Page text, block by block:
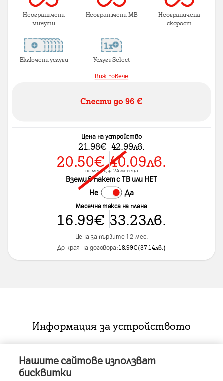
Неограничени
минути
Неограничени MB Неограничена
скорост
Включени услуги Услуги Select
Виж повече
Цена на устройство
21.98€ 42.99лв.
20.50€ 40.09лв.
на месец за 24 месеца
Вземи в пакет с ТВ или НЕТ
Не Да
Месечна такса на плана
16.99€ 33.23лв.
Цена за първите 12 мес.
До края на договора:18.99€(37.14лв. )
Информация за устройството
Характеристики
Нашите сайтове използват
бисквитки